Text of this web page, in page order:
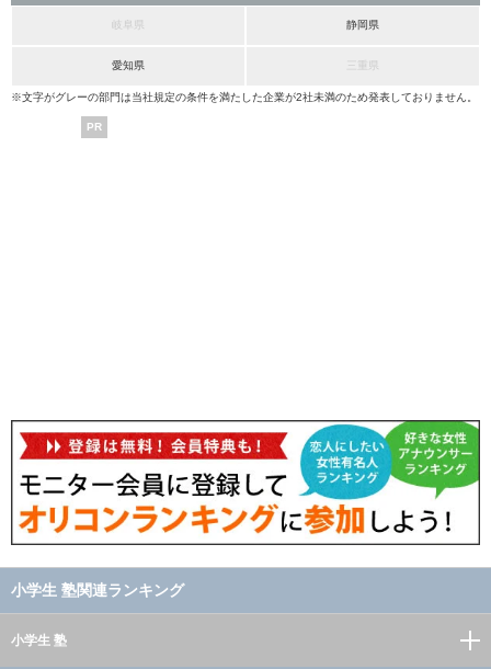
岐阜県 静岡県
愛知県
※文字がグレーの部門は当社規定の条件を満たした企業が2社未満のため発表しておりません。
PR
小学生 塾関連ランキング
小学生 塾